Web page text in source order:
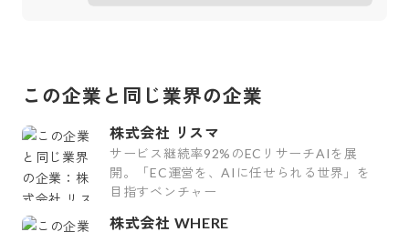
この企業と同じ業界の企業
株式会社 リスマ
サービス継続率92%のECリサーチAIを展
開。「EC運営を、AIに任せられる世界」を
目指すベンチャー
株式会社 WHERE